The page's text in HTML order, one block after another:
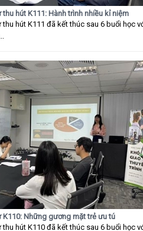
hút K111: Hành trình nhiều kỉ niệm
hút K111 đã kết thúc sau 6 buổi học
Những gương mặt trẻ ưu tú
hút K110 đã kết thúc sau 6 buổi học